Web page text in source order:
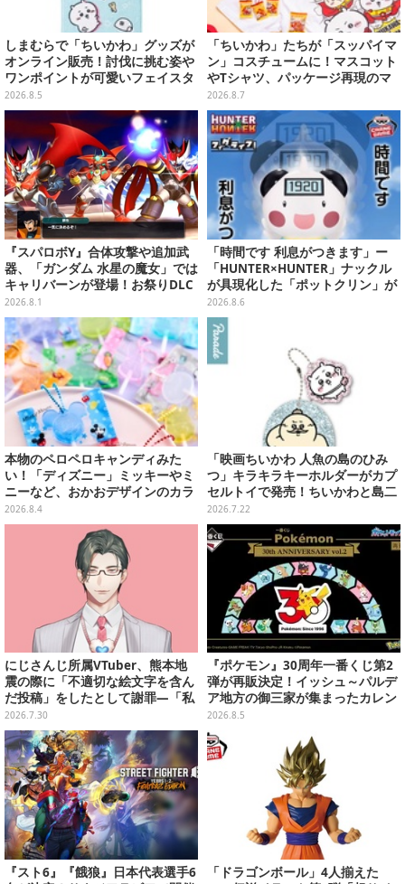
しまむらで「ちいかわ」グッズが
オンライン販売！討伐に挑む姿や
ワンポイントが可愛いフェイスタ
オル、バスマットなど全14種
2026.8.5
「ちいかわ」たちが「スッパイマ
ン」コスチュームに！マスコット
やTシャツ、パッケージ再現のマ
グネットなど全5アイテム
2026.8.7
『スパロボY』合体攻撃や追加武
器、「ガンダム 水星の魔女」では
キャリバーンが登場！お祭りDLC
「アニバーサリーエキスパンショ
ンパック」8月5日配信
2026.8.1
「時間です 利息がつきます」ー
「HUNTER×HUNTER」ナックル
が具現化した「ポットクリン」が
貯金箱としてプライズ展開
2026.8.6
本物のペロペロキャンディみた
い！「ディズニー」ミッキーやミ
ニーなど、おかおデザインのカラ
フルチャーム全10種が8月31日発
売
2026.8.4
「映画ちいかわ 人魚の島のひみ
つ」キラキラキーホルダーがカプ
セルトイで発売！ちいかわと島二
郎など全8種、2個セットのスペシ
ャル仕様も
2026.7.22
にじさんじ所属VTuber、熊本地
震の際に「不適切な絵文字を含ん
だ投稿」をしたとして謝罪―「私
の認識と確認が至らず…」
2026.7.30
『ポケモン』30周年一番くじ第2
弾が再販決定！イッシュ～パルデ
ア地方の御三家が集まったカレン
ダー、ぬいぐるみなど記念グッズ
盛りだくさん
2026.8.5
『スト6』『餓狼』日本代表選手6
「ドラゴンボール」4人揃えた